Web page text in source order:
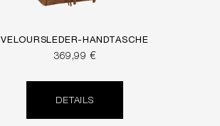
VELOURSLEDER-HANDTASCHE
369,99 €
DETAILS